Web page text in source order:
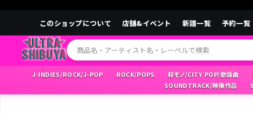
このショップについて 店舗&イベント 新譜一覧 予約一覧
J-INDIES/ROCK/J-POP ROCK/POPS 和モノ/CITY POP/歌謡曲
SOUNDTRACK/映像作品